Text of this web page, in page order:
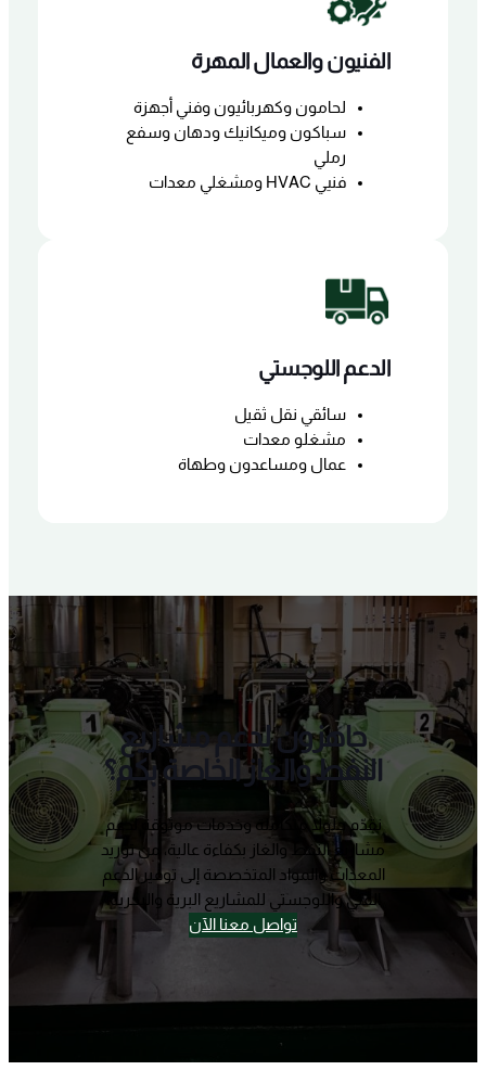
الفنيون والعمال المهرة
لحامون وكهربائيون وفني أجهزة
سباكون وميكانيك ودهان وسفع
رملي
فنيي HVAC ومشغلي معدات
الدعم اللوجستي
سائقي نقل ثقيل
مشغلو معدات
عمال ومساعدون وطهاة
جاهزون لدعم مشاريع
النفط والغاز الخاصة بكم؟
نقدّم حلولاً متكاملة وخدمات موثوقة لدعم
مشاريع النفط والغاز بكفاءة عالية، من توريد
المعدات والمواد المتخصصة إلى توفير الدعم
الفني واللوجستي للمشاريع البرية والبحرية.
تواصل معنا الآن